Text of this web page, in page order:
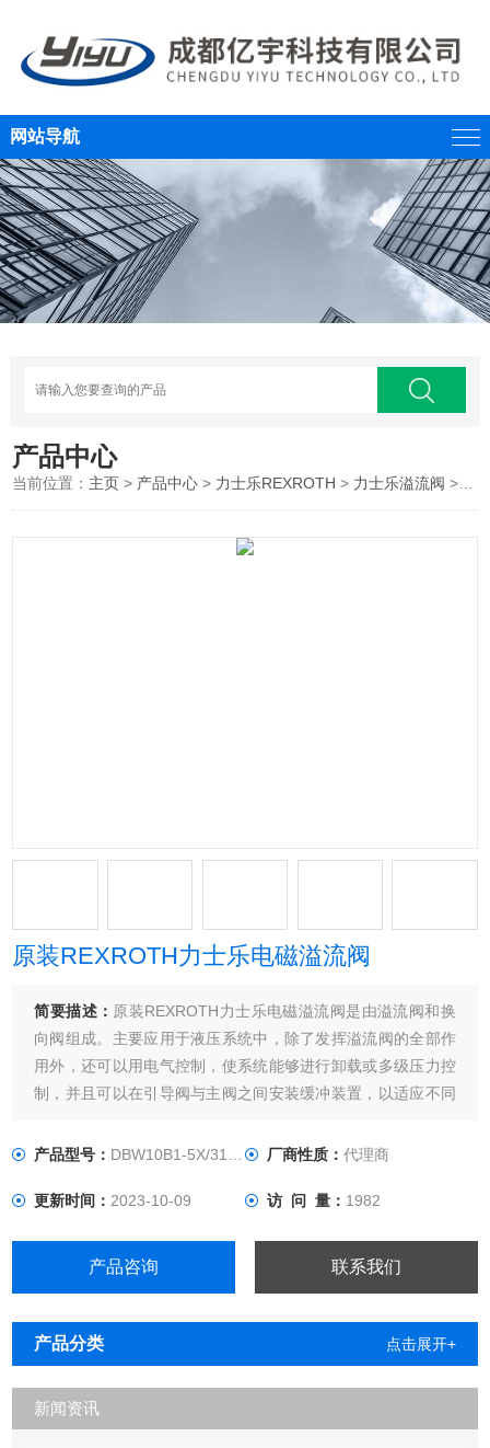
网站导航
产品中心
当前位置： 主页 > 产品中心 > 力士乐REXROTH > 力士乐溢流阀 >原装REXROTH力士乐电磁溢流阀
原装REXROTH力士乐电磁溢流阀
简要描述： 原装REXROTH力士乐电磁溢流阀是由溢流阀和换
向阀组成。主要应用于液压系统中，除了发挥溢流阀的全部作
用外，还可以用电气控制，使系统能够进行卸载或多级压力控
制，并且可以在引导阀与主阀之间安装缓冲装置，以适应不同
(常开式)。
产品型号： DBW10B1-5X/315-6EG24N9K4 厂商性质： 代理商
更新时间：2023-10-09 访 问 量： 1982
产品咨询 联系我们
产品分类 点击展开+
新闻资讯